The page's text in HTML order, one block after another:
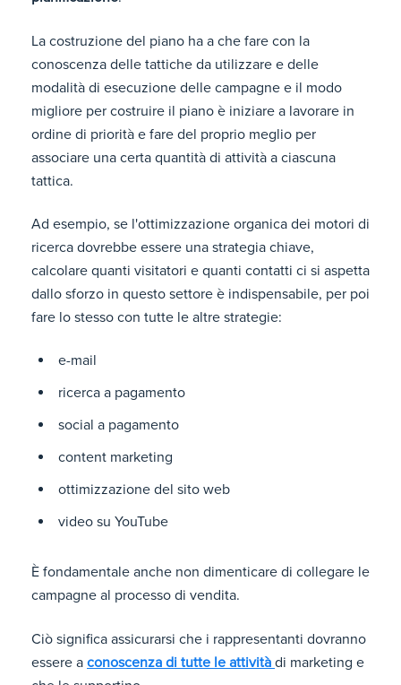
La costruzione del piano ha a che fare con la
conoscenza delle tattiche da utilizzare e delle
modalità di esecuzione delle campagne e il modo
migliore per costruire il piano è iniziare a lavorare in
ordine di priorità e fare del proprio meglio per
associare una certa quantità di attività a ciascuna
tattica.
Ad esempio, se l'ottimizzazione organica dei motori di
ricerca dovrebbe essere una strategia chiave,
calcolare quanti visitatori e quanti contatti ci si aspetta
dallo sforzo in questo settore è indispensabile, per poi
fare lo stesso con tutte le altre strategie:
e-mail
ricerca a pagamento
social a pagamento
content marketing
ottimizzazione del sito web
video su YouTube
È fondamentale anche non dimenticare di collegare le
campagne al processo di vendita.
Ciò significa assicurarsi che i rappresentanti dovranno
essere a conoscenza di tutte le attività di marketing e